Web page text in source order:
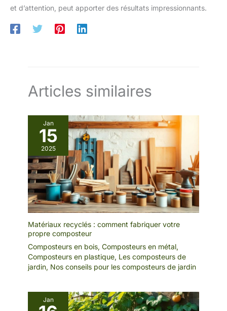
et d’attention, peut apporter des résultats impressionnants.
Articles similaires
Jan
15
2025
Matériaux recyclés : comment fabriquer votre
propre composteur
Composteurs en bois, Composteurs en métal,
Composteurs en plastique, Les composteurs de
jardin, Nos conseils pour les composteurs de jardin
Jan